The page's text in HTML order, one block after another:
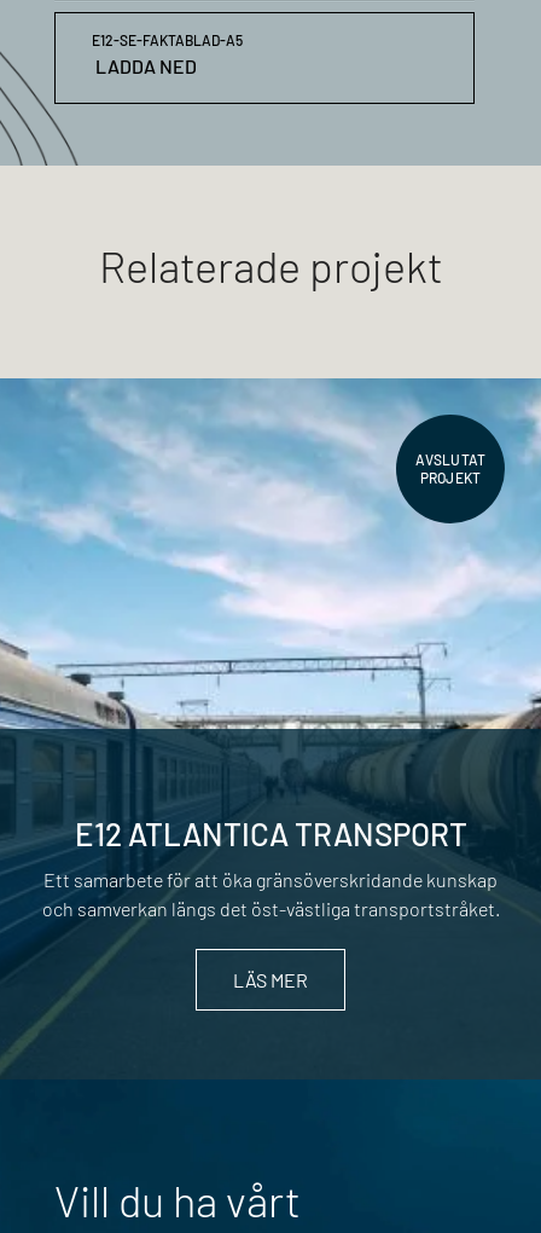
E12-SE-FAKTABLAD-A5
LADDA NED
Relaterade projekt
AVSLUTAT
PROJEKT
E12 ATLANTICA TRANSPORT
Ett samarbete för att öka gränsöverskridande kunskap
och samverkan längs det öst-västliga transportstråket.
LÄS MER
Vill du ha vårt